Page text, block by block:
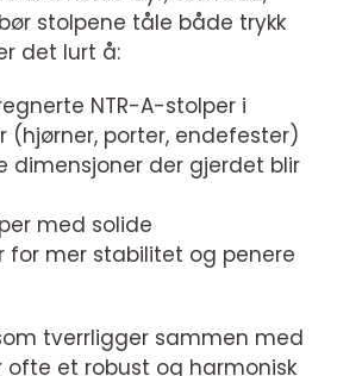
stolpene tåle både trykk
det lurt å:
NTR-A-stolper i
porter, endefester)
dimensjoner der gjerdet blir
med solide
for mer stabilitet og penere
tverrligger sammen med
ofte et robust og harmonisk